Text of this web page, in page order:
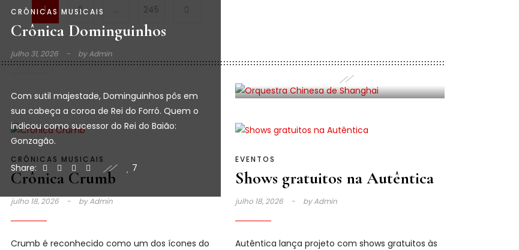
1 2 … 245
CRÔNICAS MUSICAIS
Crônica Dominguinhos
julho 31, 2026 byAdmin
Com sutil majestade, Dominguinhos pôs em
sua cabeça a coroa de Rei do Forró. Quem o
indicou como sucessor do Rei do Baião:
Gonzagão.
Share: 7
CRÔNICAS MUSICAIS
Crônica Crumb
julho 18, 2026 byAdmin
Crumb é reconhecido como um dos ícones do
EVENTOS
Shows gratuitos na Autêntica
julho 18, 2026 byAdmin
Autêntica lança projeto com shows gratuitos às